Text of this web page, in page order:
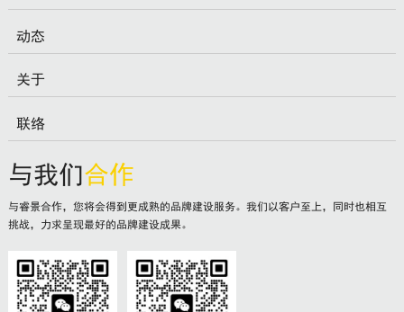
动态
关于
联络
与我们合作
与睿景合作，您将会得到更成熟的品牌建设服务。我们以客户至上，同时也相互
挑战，力求呈现最好的品牌建设成果。